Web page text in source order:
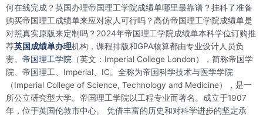
何在线完成？英国办理帝国理工学院成绩单哪里最靠谱？挂科了准备
购买帝国理工成绩单来应对家人可行吗？高仿帝国理工学院成绩单是
对照真实原版来定制吗？2024年帝国理工学院成绩单本科学位订购推
荐英国成绩单办理机构，课程排版和GPA核算都由专业设计人员负
责。 帝国理工学院 （英文：Imperial College London），简称帝国学
院、帝国理工、Imperial、IC。 全称为帝国科学技术与医学学院
（Imperial College of Science, Technology and Medicine），是一
所公立研究型大学。帝国理工学院以工程专业而著名。成立于1907
年，位于英国伦敦市中心。 凭借丰富的历史和对科学进步的坚定承